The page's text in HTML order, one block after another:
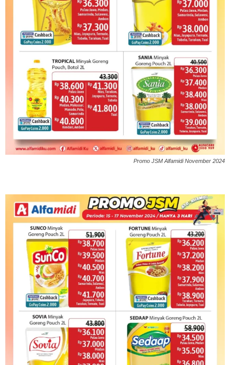
Promo JSM Alfamidi November 2024